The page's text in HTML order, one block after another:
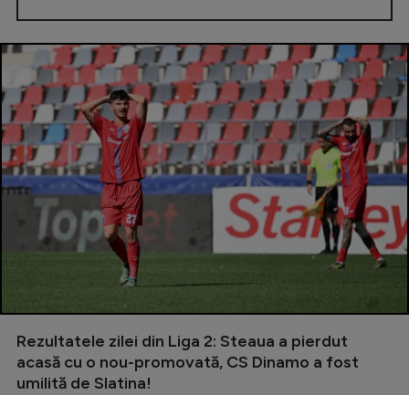
Rezultatele zilei din Liga 2: Steaua a pierdut
acasă cu o nou-promovată, CS Dinamo a fost
umilită de Slatina!